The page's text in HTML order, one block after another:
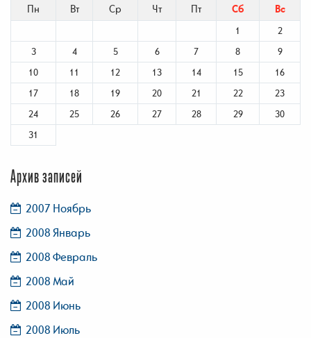
Пн
Вт Ср Чт Пт Сб Вс
1
2
3
4 5 6 7 8
9
10
11 12 13 14 15
16
17
18 19 20 21 22
23
24
25 26 27 28 29
30
31
Архив записей
2007 Ноябрь
2008 Январь
2008 Февраль
2008 Май
2008 Июнь
2008 Июль